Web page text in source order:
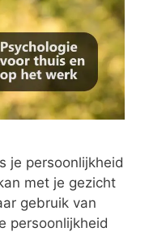
je persoonlijkheid
met je gezicht
gebruik van
persoonlijkheid